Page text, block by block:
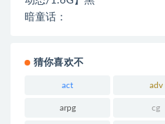
猜你喜欢不
act adv
arpg cg